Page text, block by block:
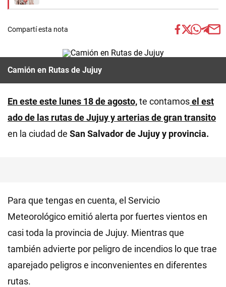
Compartí esta nota
Camión en Rutas de Jujuy
En este este lunes 18 de agosto,te contamosel est
ado de las rutas de Jujuy y arterias de gran transito
en la ciudad de San Salvador de Jujuy y provincia.
Para que tengas en cuenta, el Servicio
Meteorológico emitió alerta porfuertes vientosen
casi toda la provincia de Jujuy. Mientras que
también advierte por peligro de incendios lo que trae
aparejado peligros e inconvenientes en diferentes
rutas.